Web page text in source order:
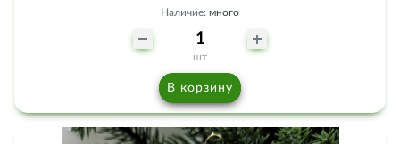
Наличие: много
шт
В корзину